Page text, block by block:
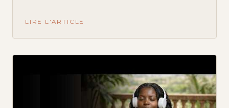
LIRE L'ARTICLE